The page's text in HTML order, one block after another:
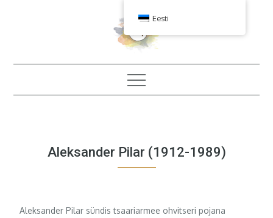
Aleksander Pilar (1912-1989)
Aleksander Pilar sündis tsaariarmee ohvitseri pojana
Eesti